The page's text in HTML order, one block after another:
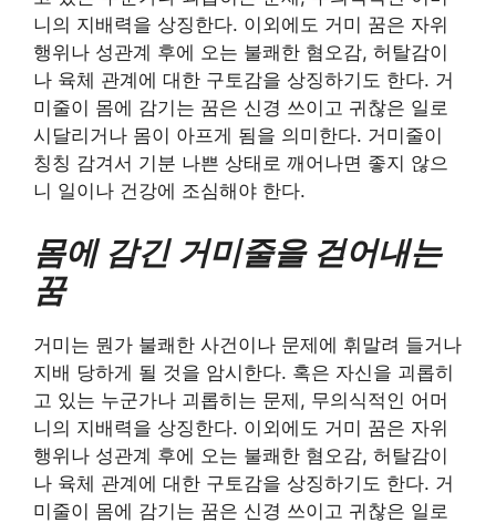
니의 지배력을 상징한다. 이외에도 거미 꿈은 자위
행위나 성관계 후에 오는 불쾌한 혐오감, 허탈감이
나 육체 관계에 대한 구토감을 상징하기도 한다. 거
미줄이 몸에 감기는 꿈은 신경 쓰이고 귀찮은 일로
시달리거나 몸이 아프게 됨을 의미한다. 거미줄이
칭칭 감겨서 기분 나쁜 상태로 깨어나면 좋지 않으
니 일이나 건강에 조심해야 한다.
몸에 감긴 거미줄을 걷어내는
꿈
거미는 뭔가 불쾌한 사건이나 문제에 휘말려 들거나
지배 당하게 될 것을 암시한다. 혹은 자신을 괴롭히
고 있는 누군가나 괴롭히는 문제, 무의식적인 어머
니의 지배력을 상징한다. 이외에도 거미 꿈은 자위
행위나 성관계 후에 오는 불쾌한 혐오감, 허탈감이
나 육체 관계에 대한 구토감을 상징하기도 한다. 거
미줄이 몸에 감기는 꿈은 신경 쓰이고 귀찮은 일로